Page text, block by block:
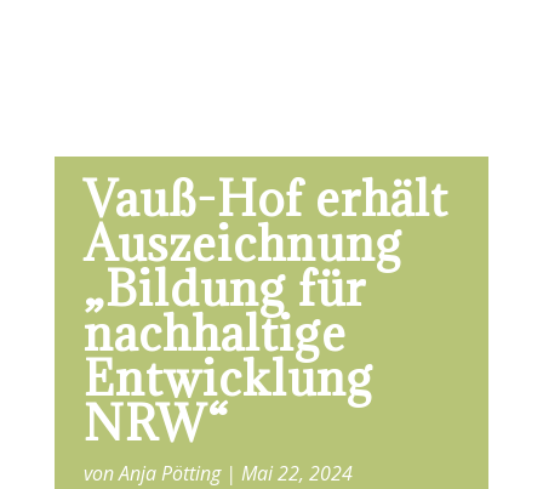
Vauß-Hof erhält
Auszeichnung
„Bildung für
nachhaltige
Entwicklung
NRW“
vonAnja Pötting Mai 22, 2024
Außerschulische